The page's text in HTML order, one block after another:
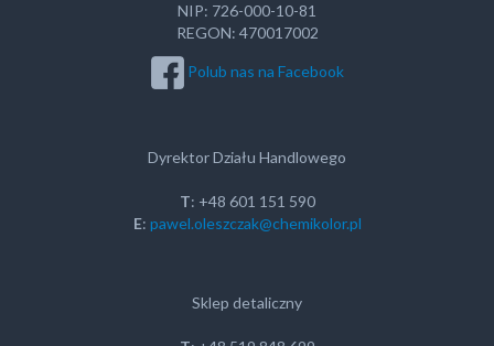
NIP: 726-000-10-81
REGON: 470017002
Polub nas na Facebook
Dyrektor Działu Handlowego
T: +48 601 151 590
E: pawel.oleszczak@chemikolor.pl
Sklep detaliczny